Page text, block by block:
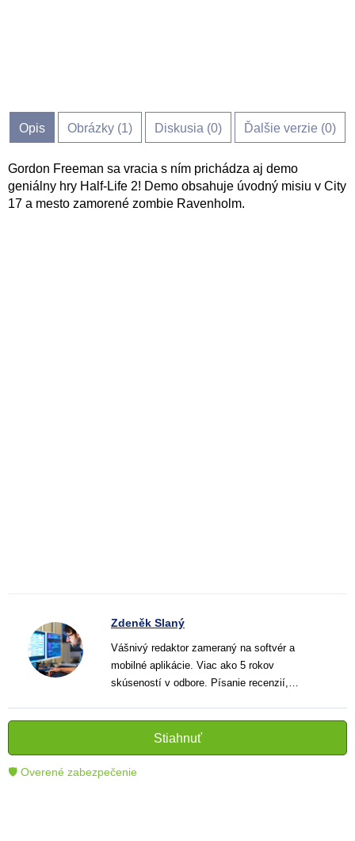
Opis Obrázky (1) Diskusia (0) Ďalšie verzie (0)
Gordon Freeman sa vracia s ním prichádza aj demo
geniálny hry Half-Life 2! Demo obsahuje úvodný misiu v City
17 a mesto zamorené zombie Ravenholm.
Zdeněk Slaný
Vášnivý redaktor zameraný na softvér a
mobilné aplikácie. Viac ako 5 rokov
skúseností v odbore. Písanie recenzií,
informatívnych textov, ktoré pomáhajú
čitateľom lepšie porozumieť a využiť moderné
technológie.
Stiahnuť
🛡 Overené zabezpečenie